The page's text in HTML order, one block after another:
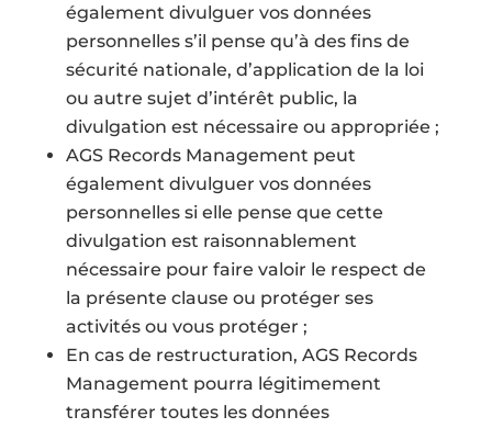
également divulguer vos données
personnelles s’il pense qu’à des fins de
sécurité nationale, d’application de la loi
ou autre sujet d’intérêt public, la
divulgation est nécessaire ou appropriée ;
AGS Records Management peut
également divulguer vos données
personnelles si elle pense que cette
divulgation est raisonnablement
nécessaire pour faire valoir le respect de
la présente clause ou protéger ses
activités ou vous protéger ;
En cas de restructuration, AGS Records
Management pourra légitimement
transférer toutes les données